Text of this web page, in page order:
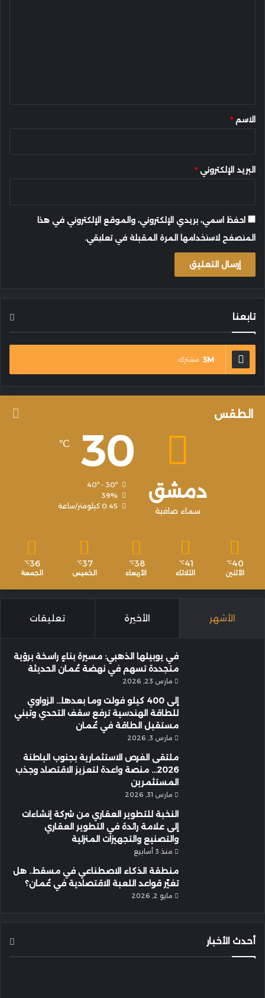
*الاسم *
البريد الإلكتروني *
احفظ اسمي، بريدي الإلكتروني، والموقع الإلكتروني في هذا
المتصفح لاستخدامها المرة المقبلة في تعليقي.
تابعنا
3M مشترك
الطقس
دمشق
سماء صافية
30
℃
39%
0.45 كيلومتر/ساعة
40
℃
الأثنين
41
℃
الثلاثاء
38
℃
الأربعاء
37
℃
الخميس
36
℃
الجمعة
الأشهر الأخيرة تعليقات
في يوبيلها الذهبي: مسيرة بناءٍ راسخة برؤية
متجددة تسهم في نهضة عُمان الحديثة
مارس 23, 2026
إلى 400 كيلو فولت وما بعدها… الزواوي
للطاقة الهندسية ترفع سقف التحدي وتبني
مستقبل الطاقة في عُمان
مارس 3, 2026
ملتقى الفرص الاستثمارية بجنوب الباطنة
2026… منصة واعدة لتعزيز الاقتصاد وجذب
المستثمرين
مارس 31, 2026
النخبة للتطوير العقاري من شركة إنشاءات
إلى علامة رائدة في التطوير العقاري
والتصنيع والتجهيزات المنزلية
منذ 3 أسابيع
منطقة الذكاء الاصطناعي في مسقط.. هل
تغيّر قواعد اللعبة الاقتصادية في عُمان؟
مايو 2, 2026
أحدث الأخبار